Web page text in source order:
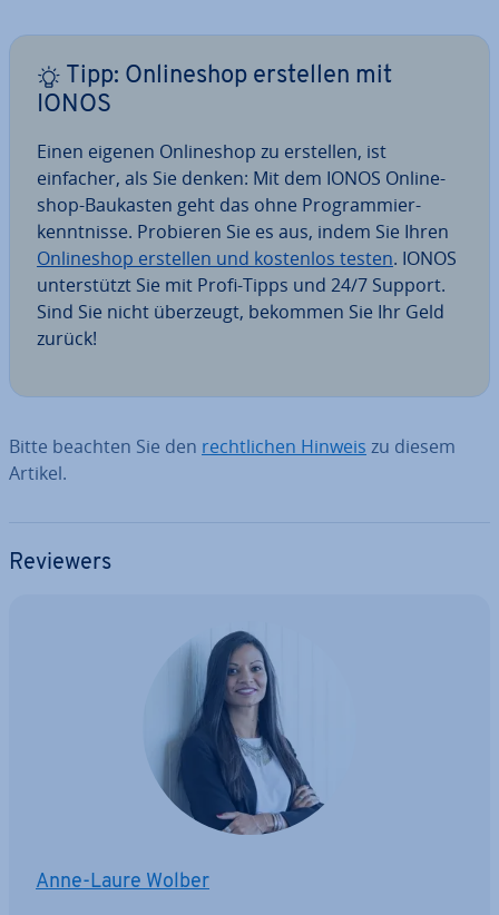
Tipp: On­line­shop erstellen mit
IONOS
Einen eigenen On­line­shop zu erstellen, ist
einfacher, als Sie denken: Mit dem IONOS On­line­
shop-Baukasten geht das ohne Pro­gram­mier­
kennt­nis­se. Probieren Sie es aus, indem Sie Ihren
On­line­shop erstellen und kostenlos testen. IONOS
un­ter­stützt Sie mit Profi-Tipps und 24/7 Support.
Sind Sie nicht überzeugt, bekommen Sie Ihr Geld
zurück!
Bitte beachten Sie den recht­li­chen Hinweis zu diesem
Artikel.
Reviewers
Anne-Laure Wolber